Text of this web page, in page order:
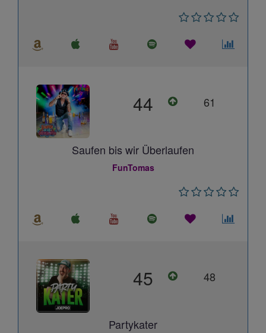
44 61
Saufen bis wir Überlaufen
FunTomas
45 48
Partykater